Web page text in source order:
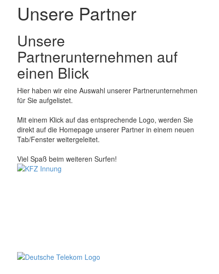
Unsere Partner
Unsere
Partnerunternehmen auf
einen Blick
Hier haben wir eine Auswahl unserer Partnerunternehmen
für Sie aufgelistet.
Mit einem Klick auf das entsprechende Logo, werden Sie
direkt auf die Homepage unserer Partner in einem neuen
Tab/Fenster weitergeleitet.
Viel Spaß beim weiteren Surfen!